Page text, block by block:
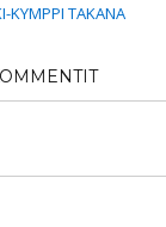
KYMPPI TAKANA